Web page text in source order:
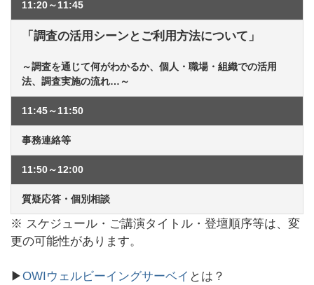
11:20～11:45
「調査の活用シーンとご利用方法について」
～調査を通じて何がわかるか、個人・職場・組織での活用
法、調査実施の流れ…～
11:45～11:50
事務連絡等
11:50～12:00
質疑応答・個別相談
※ スケジュール・ご講演タイトル・登壇順序等は、変
更の可能性があります。
▶OWIウェルビーイングサーベイ とは？